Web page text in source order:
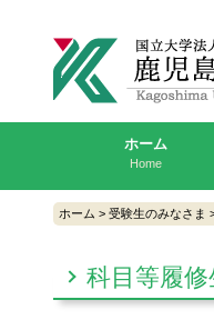
ホーム
Home
ホーム >受験生のみなさま
科目等履